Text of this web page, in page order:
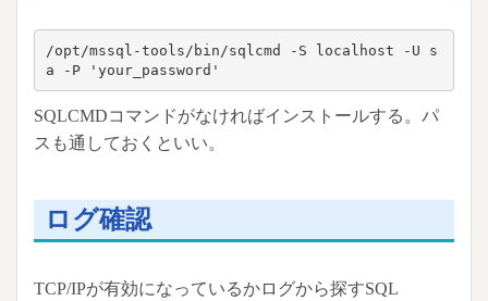
/opt/mssql-tools/bin/sqlcmd -S localhost -U s
a -P 'your_password'
SQLCMDコマンドがなければインストールする。パ
スも通しておくといい。
ログ確認
TCP/IPが有効になっているかログから探すSQL